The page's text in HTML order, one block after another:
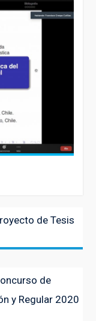
de Tesis
de
y Regular 2020